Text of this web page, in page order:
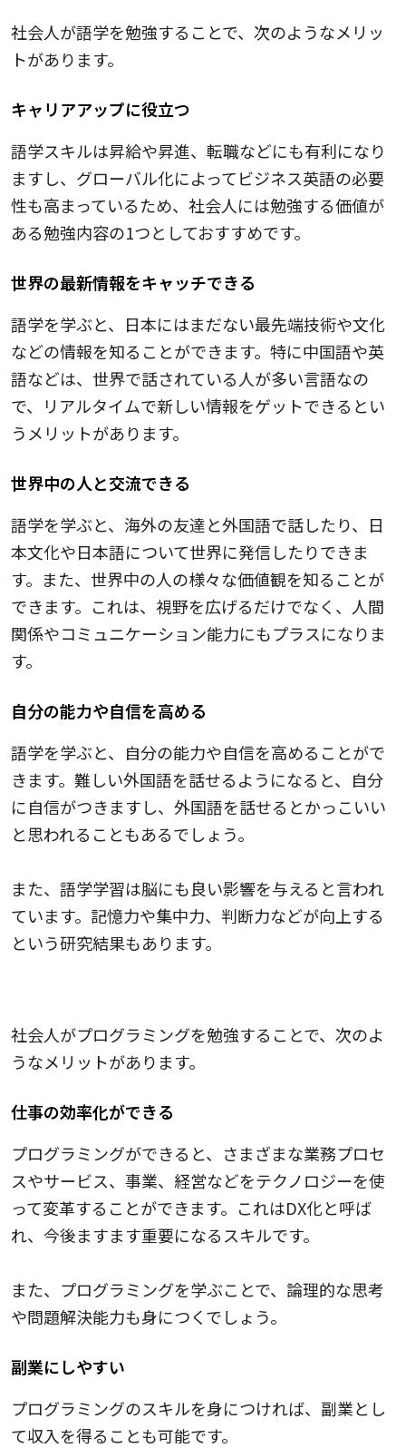
社会人が語学を勉強することで、次のようなメリッ
トがあります。
キャリアアップに役立つ
語学スキルは昇給や昇進、転職などにも有利になり
ますし、グローバル化によってビジネス英語の必要
性も高まっているため、社会人には勉強する価値が
ある勉強内容の1つとしておすすめです。
世界の最新情報をキャッチできる
語学を学ぶと、日本にはまだない最先端技術や文化
などの情報を知ることができます。特に中国語や英
語などは、世界で話されている人が多い言語なの
で、リアルタイムで新しい情報をゲットできるとい
うメリットがあります。
世界中の人と交流できる
語学を学ぶと、海外の友達と外国語で話したり、日
本文化や日本語について世界に発信したりできま
す。また、世界中の人の様々な価値観を知ることが
できます。これは、視野を広げるだけでなく、人間
関係やコミュニケーション能力にもプラスになりま
す。
自分の能力や自信を高める
語学を学ぶと、自分の能力や自信を高めることがで
きます。難しい外国語を話せるようになると、自分
に自信がつきますし、外国語を話せるとかっこいい
と思われることもあるでしょう。
また、語学学習は脳にも良い影響を与えると言われ
ています。記憶力や集中力、判断力などが向上する
という研究結果もあります。
社会人がプログラミングを勉強することで、次のよ
うなメリットがあります。
仕事の効率化ができる
プログラミングができると、さまざまな業務プロセ
スやサービス、事業、経営などをテクノロジーを使
って変革することができます。これはDX化と呼ば
れ、今後ますます重要になるスキルです。
また、プログラミングを学ぶことで、論理的な思考
や問題解決能力も身につくでしょう。
副業にしやすい
プログラミングのスキルを身につければ、副業とし
て収入を得ることも可能です。